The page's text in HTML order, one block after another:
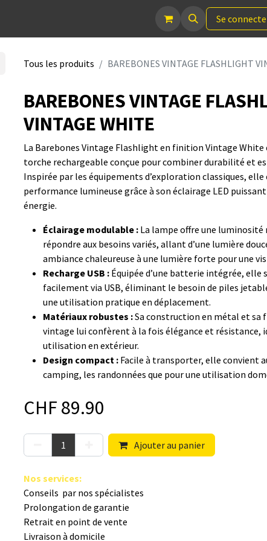
Se
Tous les produits BAREBONES VINTAGE FLASHLIGHT
BAREBONES VINTAGE
VINTAGE WHITE
La Barebones Vintage Flashlight en finition Vintage White
torche rechargeable conçue pour combiner durabilité et
Inspirée par les équipements d’exploration classiques,
performance lumineuse grâce à son éclairage LED
énergie.
Éclairage modulable : La lampe offre une
répondre aux besoins variés, allant d’une lumière
ambiance chaleureuse à une lumière forte pour une
Recharge USB : Équipée d’une batterie intégrée, elle
facilement via USB, éliminant le besoin de piles
une utilisation pratique en déplacement.
Matériaux robustes :Sa construction en métal et sa
vintage lui confèrent à la fois élégance et résistance,
utilisation en extérieur.
Design compact : Facile à transporter, elle convient
camping, les randonnées que pour une utilisation
CHF 89.90
Ajouter au panier
Nos s​ervices:
Conseils par nos spé​cialistes
Prolongation de garantie
Retrait en point de vente
Livraison à domicile